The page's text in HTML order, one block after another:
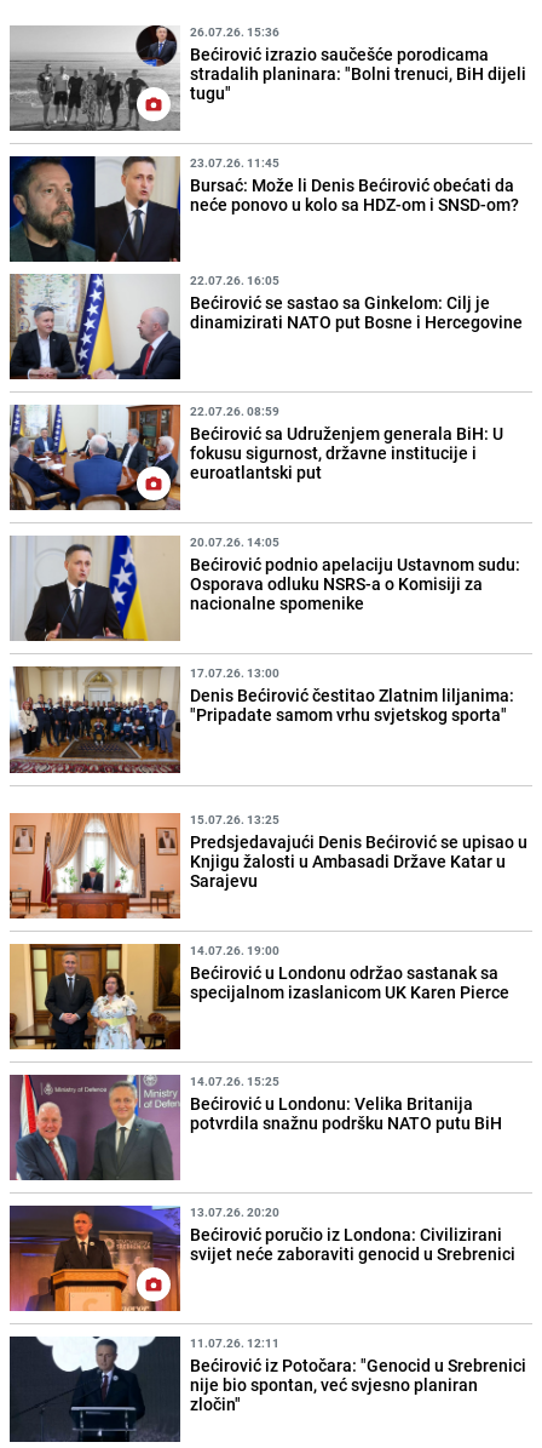
26.07.26. 15:36
Bećirović izrazio saučešće porodicama
stradalih planinara: "Bolni trenuci, BiH dijeli
tugu"
23.07.26. 11:45
Bursać: Može li Denis Bećirović obećati da
neće ponovo u kolo sa HDZ-om i SNSD-om?
22.07.26. 16:05
Bećirović se sastao sa Ginkelom: Cilj je
dinamizirati NATO put Bosne i Hercegovine
22.07.26. 08:59
Bećirović sa Udruženjem generala BiH: U
fokusu sigurnost, državne institucije i
euroatlantski put
20.07.26. 14:05
Bećirović podnio apelaciju Ustavnom sudu:
Osporava odluku NSRS-a o Komisiji za
nacionalne spomenike
17.07.26. 13:00
Denis Bećirović čestitao Zlatnim liljanima:
"Pripadate samom vrhu svjetskog sporta"
15.07.26. 13:25
Predsjedavajući Denis Bećirović se upisao u
Knjigu žalosti u Ambasadi Države Katar u
Sarajevu
14.07.26. 19:00
Bećirović u Londonu održao sastanak sa
specijalnom izaslanicom UK Karen Pierce
14.07.26. 15:25
Bećirović u Londonu: Velika Britanija
potvrdila snažnu podršku NATO putu BiH
13.07.26. 20:20
Bećirović poručio iz Londona: Civilizirani
svijet neće zaboraviti genocid u Srebrenici
11.07.26. 12:11
Bećirović iz Potočara: "Genocid u Srebrenici
nije bio spontan, već svjesno planiran
zločin"